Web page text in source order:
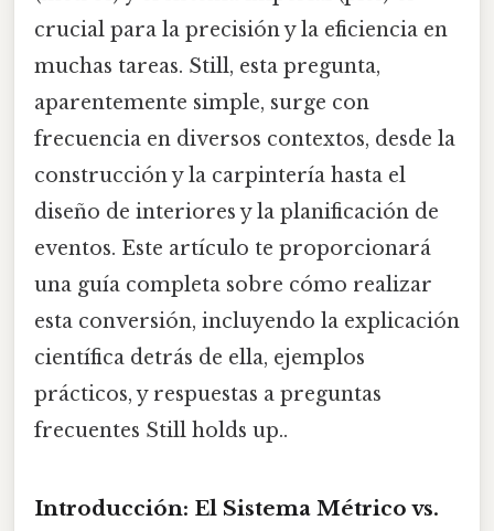
crucial para la precisión y la eficiencia en
muchas tareas. Still, esta pregunta,
aparentemente simple, surge con
frecuencia en diversos contextos, desde la
construcción y la carpintería hasta el
diseño de interiores y la planificación de
eventos. Este artículo te proporcionará
una guía completa sobre cómo realizar
esta conversión, incluyendo la explicación
científica detrás de ella, ejemplos
prácticos, y respuestas a preguntas
frecuentes Still holds up..
Introducción: El Sistema Métrico vs.